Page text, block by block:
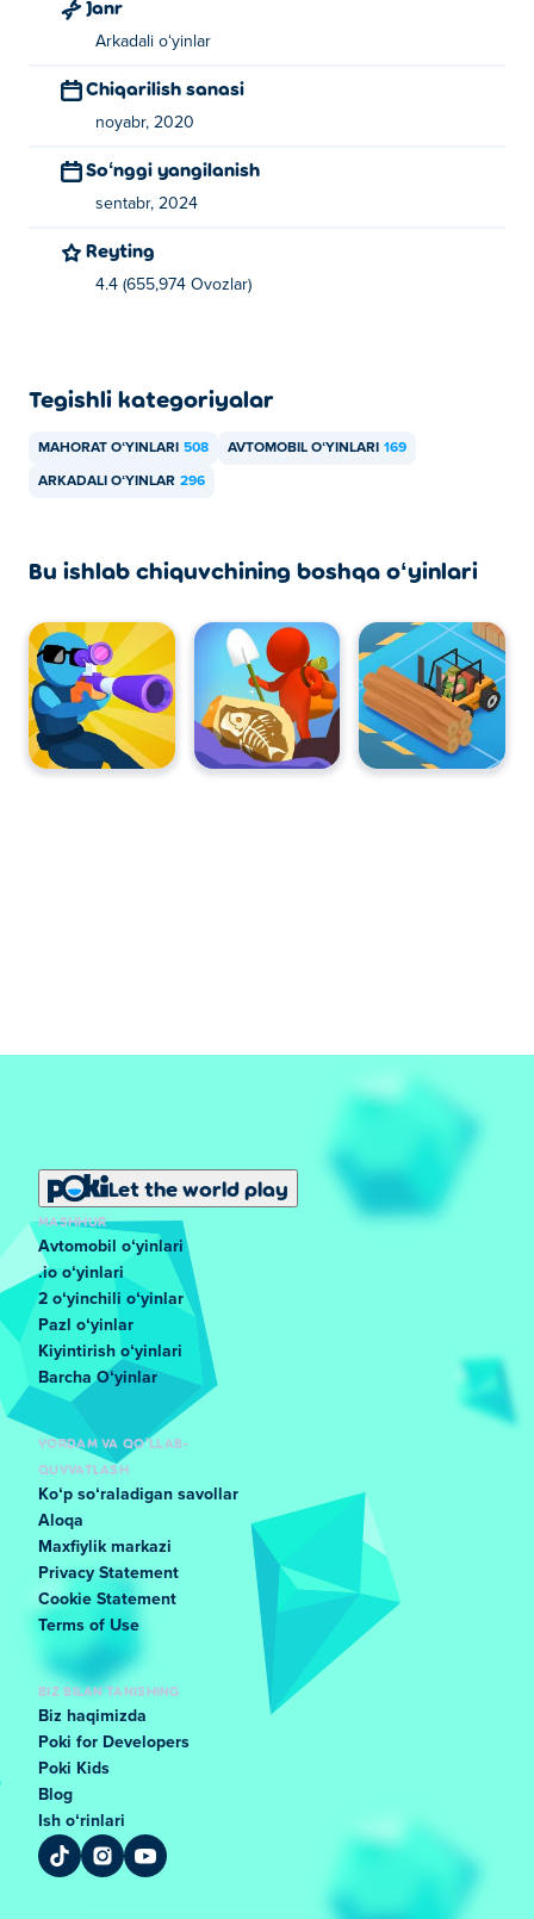
Janr
Arkadali oʻyinlar
Chiqarilish sanasi
noyabr, 2020
Soʻnggi yangilanish
sentabr, 2024
Reyting
4.4 (655,974 Ovozlar)
Tegishli kategoriyalar
MAHORAT OʻYINLARI 508 AVTOMOBIL OʻYINLARI 169
ARKADALI OʻYINLAR 296
Bu ishlab chiquvchining boshqa oʻyinlari
Let the world play
MASHHUR
Avtomobil oʻyinlari
.io oʻyinlari
2 oʻyinchili oʻyinlar
Pazl oʻyinlar
Kiyintirish oʻyinlari
Barcha Oʻyinlar
YORDAM VA QO'LLAB-
QUVVATLASH
Koʻp soʻraladigan savollar
Aloqa
Maxfiylik markazi
Privacy Statement
Cookie Statement
Terms of Use
BIZ BILAN TANISHING
Biz haqimizda
Poki for Developers
Poki Kids
Blog
Ish oʻrinlari